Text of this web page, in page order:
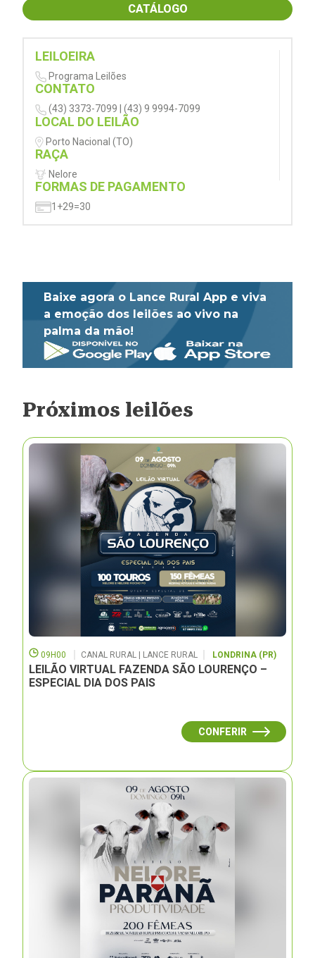
CATÁLOGO
LEILOEIRA
Programa Leilões
CONTATO
(43) 3373-7099 | (43) 9 9994-7099
LOCAL DO LEILÃO
Porto Nacional (TO)
RAÇA
Nelore
FORMAS DE PAGAMENTO
1+29=30
Baixe agora o Lance Rural App e viva
a emoção dos leilões ao vivo na
palma da mão!
Próximos leilões
09H00 CANAL RURAL | LANCE RURAL LONDRINA (PR)
LEILÃO VIRTUAL FAZENDA SÃO LOURENÇO –
ESPECIAL DIA DOS PAIS
CONFERIR